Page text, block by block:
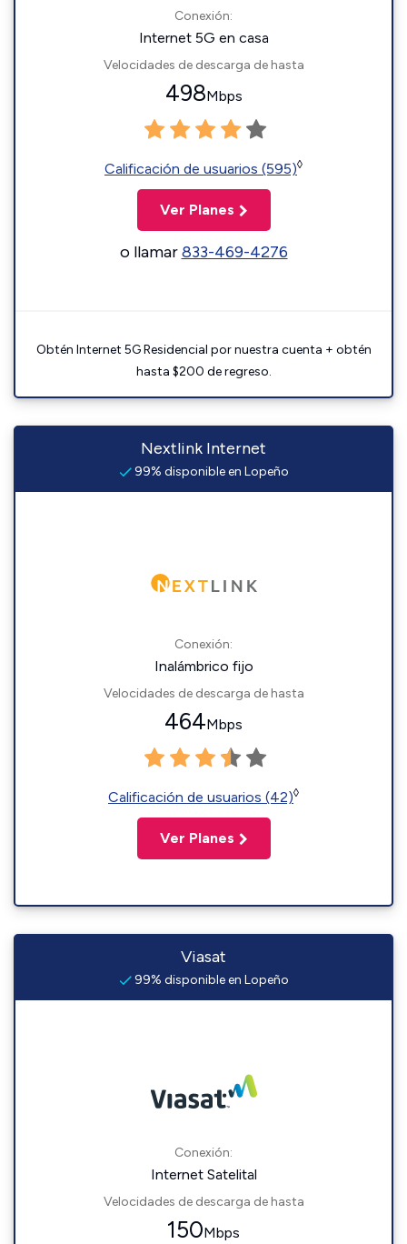
Conexión:
Internet 5G en casa
Velocidades de descarga de hasta
498Mbps
Calificación de usuarios (595)◊
Ver Planes
o llamar833-469-4276
Obtén Internet 5G Residencial por nuestra cuenta + obtén
hasta $200 de regreso.
Nextlink Internet
99% disponible en Lopeño
Conexión:
Inalámbrico fijo
Velocidades de descarga de hasta
464Mbps
Calificación de usuarios (42)◊
Ver Planes
Viasat
99% disponible en Lopeño
Conexión:
Internet Satelital
Velocidades de descarga de hasta
150Mbps